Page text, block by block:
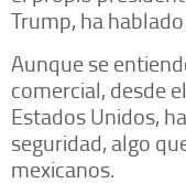
Trump, ha
Aunque se
comercial, desde
Estados Unidos,
seguridad, algo
mexicanos.